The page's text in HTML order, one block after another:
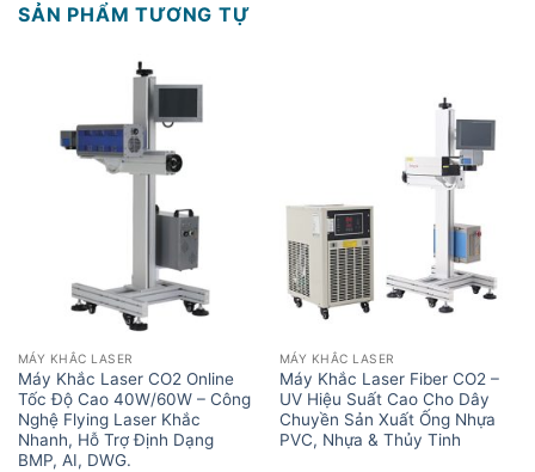
SẢN PHẨM TƯƠNG TỰ
MÁY KHẮC LASER
Máy Khắc Laser CO2 Online
Tốc Độ Cao 40W/60W – Công
Nghệ Flying Laser Khắc
Nhanh, Hỗ Trợ Định Dạng
BMP, AI, DWG.
MÁY KHẮC LASER
Máy Khắc Laser Fiber CO2 –
UV Hiệu Suất Cao Cho Dây
Chuyền Sản Xuất Ống Nhựa
PVC, Nhựa & Thủy Tinh